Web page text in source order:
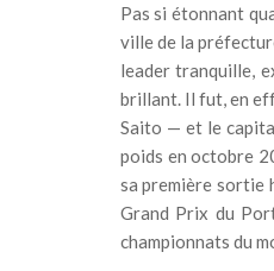
Pas si étonnant
ville de la
leader tranquille,
brillant. Il fut, en
Saito — et le
poids en octobre
sa première sortie
Grand Prix du
championnats du